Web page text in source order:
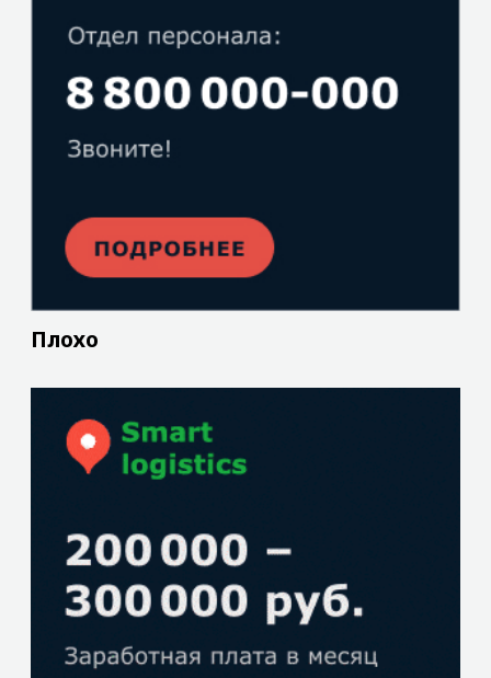
Плохо